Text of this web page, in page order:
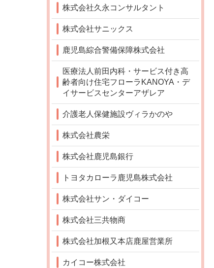
株式会社久永コンサルタント
株式会社サニックス
鹿児島綜合警備保障株式会社
医療法人前田内科・サービス付き高
齢者向け住宅フローラKANOYA・デ
イサービスセンターアザレア
介護老人保健施設ヴィラかのや
株式会社農栄
株式会社鹿児島銀行
トヨタカローラ鹿児島株式会社
株式会社サン・ダイコー
株式会社三共物商
株式会社加根又本店鹿屋営業所
カイコー株式会社